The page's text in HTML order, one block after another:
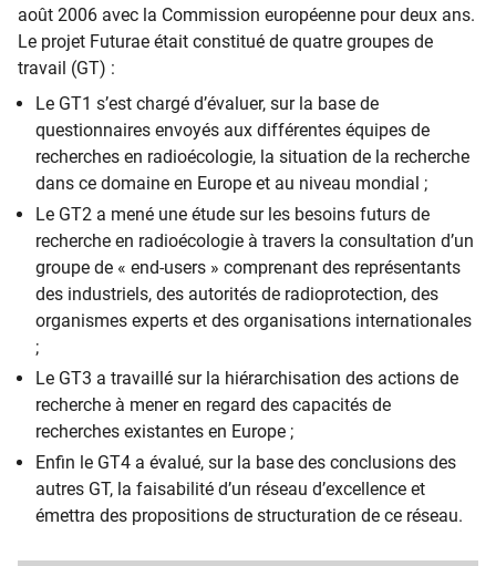
août 2006 avec la Commission européenne pour deux ans.
Le projet Futurae était constitué de quatre groupes de
travail (GT) :
Le GT1 s’est chargé d’évaluer, sur la base de
questionnaires envoyés aux différentes équipes de
recherches en radioécologie, la situation de la recherche
dans ce domaine en Europe et au niveau mondial ;
Le GT2 a mené une étude sur les besoins futurs de
recherche en radioécologie à travers la consultation d’un
groupe de « end-users » comprenant des représentants
des industriels, des autorités de radioprotection, des
organismes experts et des organisations internationales
;
Le GT3 a travaillé sur la hiérarchisation des actions de
recherche à mener en regard des capacités de
recherches existantes en Europe ;
Enfin le GT4 a évalué, sur la base des conclusions des
autres GT, la faisabilité d’un réseau d’excellence et
émettra des propositions de structuration de ce réseau.